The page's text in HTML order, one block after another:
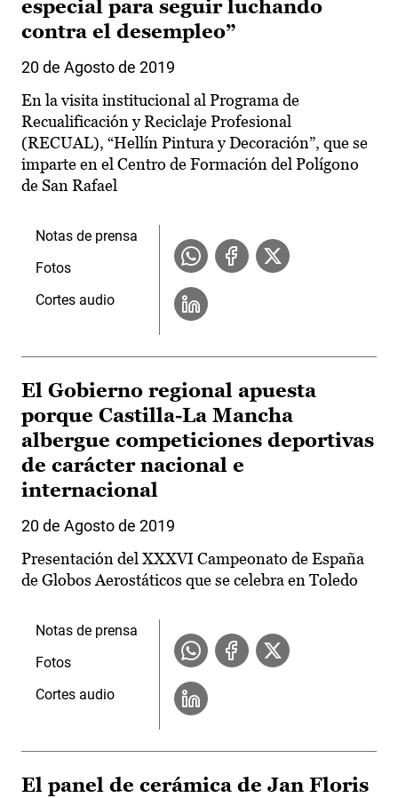
especial para seguir luchando
contra el desempleo”
20 de Agosto de 2019
En la visita institucional al Programa de
Recualificación y Reciclaje Profesional
(RECUAL), “Hellín Pintura y Decoración”, que se
imparte en el Centro de Formación del Polígono
de San Rafael
Notas de prensa
Fotos
Cortes audio
El Gobierno regional apuesta
porque Castilla-La Mancha
albergue competiciones deportivas
de carácter nacional e
internacional
20 de Agosto de 2019
Presentación del XXXVI Campeonato de España
de Globos Aerostáticos que se celebra en Toledo
Notas de prensa
Fotos
Cortes audio
El panel de cerámica de Jan Floris